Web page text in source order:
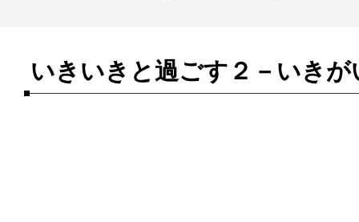
いきいきと過ごす２－いき